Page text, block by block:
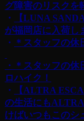
グ障害のリスクを
・
【LUNA
が福岡店に入荷し
・
＊スタッフの休
・＊スタッフの
ロハイク！
・
【ALTRA
の生活にも
けばいつもこのシ